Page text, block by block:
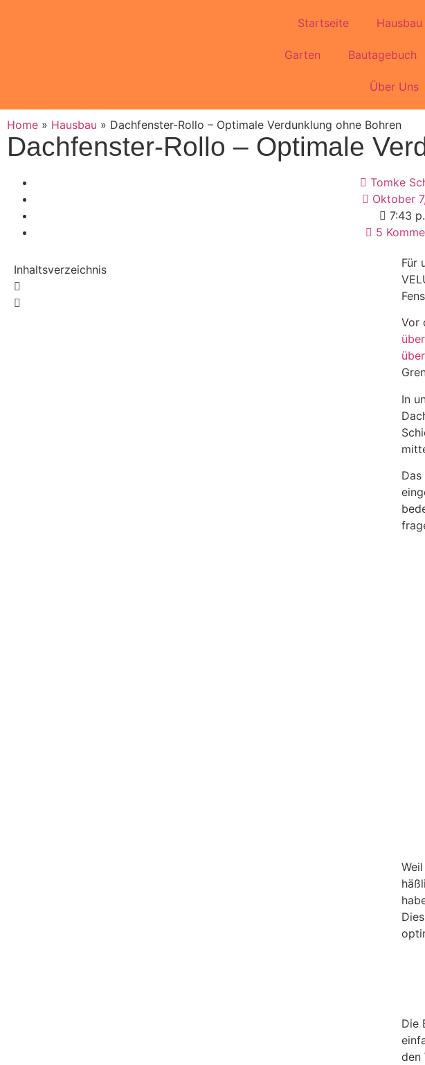
Startseite Hausbau
Garten Bautagebuch
Über Uns
Home » Hausbau » Dachfenster-Rollo – Optimale Verdunklung ohne Bohren
Dachfenster-Rollo – Optimale
Tomke
Oktober
7:43
5
Inhaltsverzeichnis
Für
Vor
In
Die
den